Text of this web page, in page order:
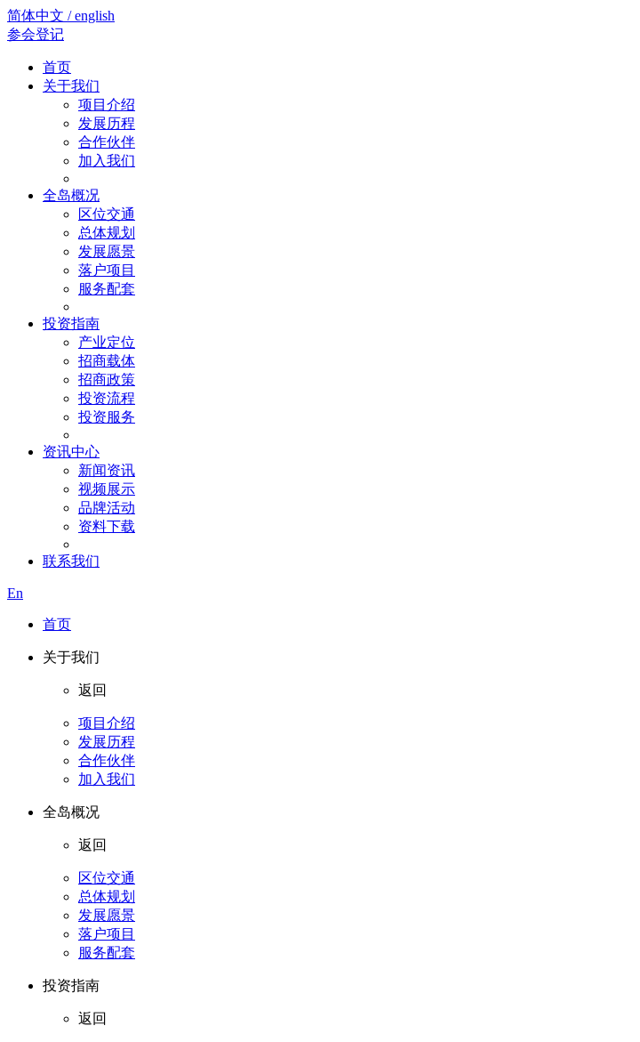
简体中文 / english
参会登记
首页
关于我们
项目介绍
发展历程
合作伙伴
加入我们
全岛概况
区位交通
总体规划
发展愿景
落户项目
服务配套
投资指南
产业定位
招商载体
招商政策
投资流程
投资服务
资讯中心
新闻资讯
视频展示
品牌活动
资料下载
联系我们
En
首页
关于我们
返回
项目介绍
发展历程
合作伙伴
加入我们
全岛概况
返回
区位交通
总体规划
发展愿景
落户项目
服务配套
投资指南
返回